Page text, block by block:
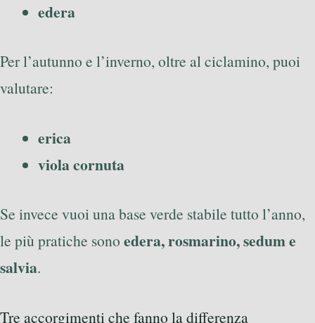
edera
Per l’autunno e l’inverno, oltre al ciclamino, puoi
valutare:
erica
viola cornuta
Se invece vuoi una base verde stabile tutto l’anno,
le più pratiche sono edera, rosmarino, sedum e
salvia.
Tre accorgimenti che fanno la differenza